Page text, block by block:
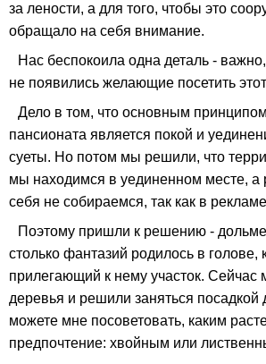
за лености, а для того, чтобы это
обращало на себя внимание.
Нас беспокоила одна деталь -
не появились желающие посетить
Дело в том, что основным
пансионата является покой и
суеты. Но потом мы решили, что
мы находимся в уединенном месте, а
себя не собираемся, так как в
Поэтому пришли к решению -
столько фантазий родилось в голове,
прилегающий к нему участок. Сейчас
деревья и решили заняться посадкой
можете мне посоветовать, каким
предпочтение: хвойным или